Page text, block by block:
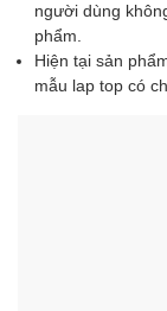
người dùng
phẩm.
Hiện tại sản
mẫu lap top có